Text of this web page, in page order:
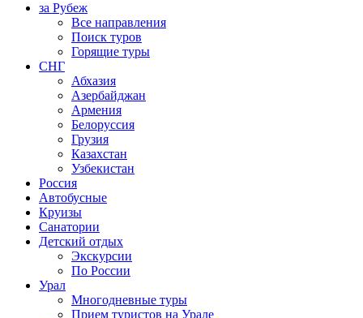
за Рубеж
Все направления
Поиск туров
Горящие туры
СНГ
Абхазия
Азербайджан
Армения
Белоруссия
Грузия
Казахстан
Узбекистан
Россия
Автобусные
Круизы
Санатории
Детский отдых
Экскурсии
По России
Урал
Многодневные туры
Прием туристов на Урале